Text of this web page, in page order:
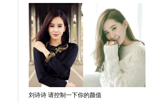
刘诗诗 请控制一下你的颜值